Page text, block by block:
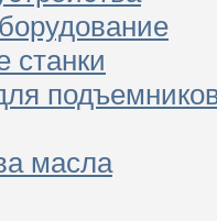
станки
масла